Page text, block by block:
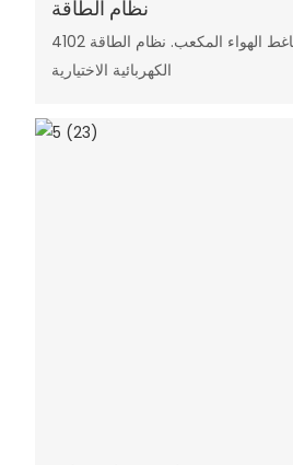
نظام الطاقة
4102 محرك الديزل ، 12 ضاغط الهواء المكعب. نظام الطاقة
الكهربائية الاختيارية